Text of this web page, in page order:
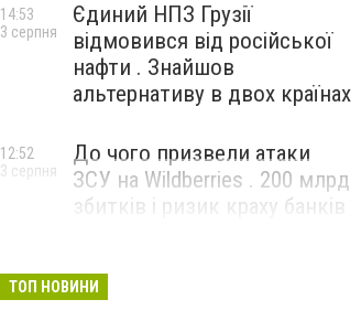
Єдиний НПЗ Грузії
відмовився від російської
нафти . Знайшов
альтернативу в двох країнах
14:53
3 серпня
До чого призвели атаки
ЗСУ на Wildberries . 200 млрд
збитків і ризик краху банків
12:52
3 серпня
ТОП НОВИНИ